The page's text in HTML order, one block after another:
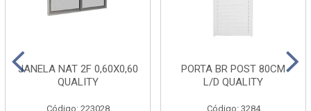
JANELA NAT 2F 0,60X0,60
QUALITY
Código: 223028
PORTA BR POST 80CM
L/D QUALITY
Código: 3284